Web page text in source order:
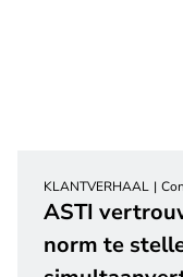
KLANTVERHAAL
ASTI
norm te